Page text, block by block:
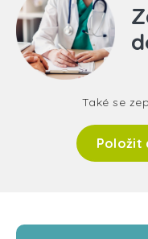
Také se
Položit